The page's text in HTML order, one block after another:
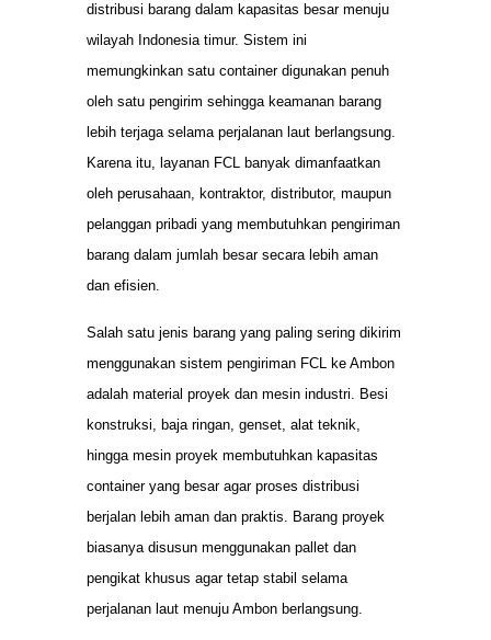
distribusi barang dalam kapasitas besar menuju
wilayah Indonesia timur. Sistem ini
memungkinkan satu container digunakan penuh
oleh satu pengirim sehingga keamanan barang
lebih terjaga selama perjalanan laut berlangsung.
Karena itu, layanan FCL banyak dimanfaatkan
oleh perusahaan, kontraktor, distributor, maupun
pelanggan pribadi yang membutuhkan pengiriman
barang dalam jumlah besar secara lebih aman
dan efisien.
Salah satu jenis barang yang paling sering dikirim
menggunakan sistem pengiriman FCL ke Ambon
adalah material proyek dan mesin industri. Besi
konstruksi, baja ringan, genset, alat teknik,
hingga mesin proyek membutuhkan kapasitas
container yang besar agar proses distribusi
berjalan lebih aman dan praktis. Barang proyek
biasanya disusun menggunakan pallet dan
pengikat khusus agar tetap stabil selama
perjalanan laut menuju Ambon berlangsung.